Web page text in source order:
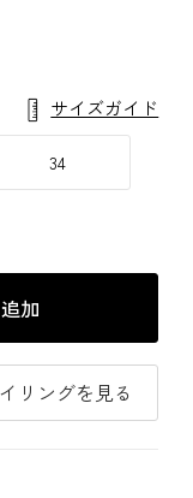
サイズガイド
34
加
リングを見る